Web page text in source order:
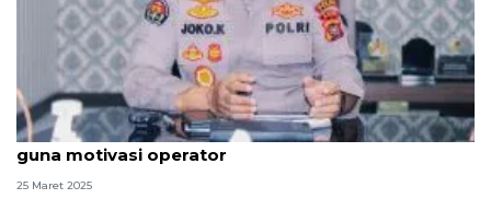
Polda Aceh lombakan layanan pusat panggilan 110
guna motivasi operator
25 Maret 2025